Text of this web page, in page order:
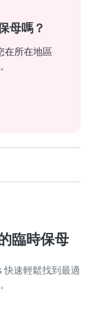
母嗎？
在所在地區
臨時保母
速輕鬆找到最適